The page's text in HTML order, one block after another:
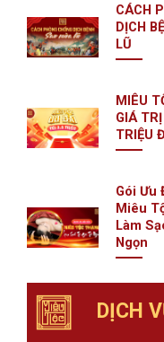
CÁCH
DỊCH
LŨ
MIÊU
GIÁ
TRIỆU
Gói Ưu
Miêu
Làm
Ngọn
DỊCH